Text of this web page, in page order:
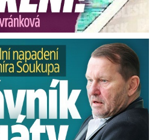
Právník Agáty promluvil